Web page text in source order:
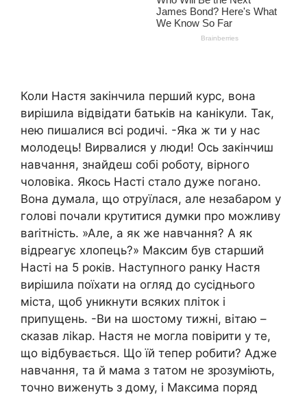
Коли Настя закінчила перший курс, вона
вирішила відвідати батьків на канікули. Так,
нею пишалися всі родичі. -Яка ж ти у нас
молодець! Вирвалися у люди! Ось закінчиш
навчання, знайдеш собі роботу, вірного
чоловіка. Якось Насті стало дуже nогано.
Вона думала, що отруїлася, але незабаром у
голові почали крутитися думки про можливу
ваrітність. »Але, а як же навчання? А як
відреагує хлопець?» Максим був старший
Насті на 5 років. Наступного ранку Настя
вирішила поїхати на огляд до сусіднього
міста, щоб уникнути всяких пліток і
припущень. -Ви на шостому тижні, вітаю –
сказав ліkар. Настя не могла повірити у те,
що відбувається. Що їй тепер робити? Адже
навчання, та й мама з татом не зрозуміють,
точно виженуть з дому, і Максима поряд